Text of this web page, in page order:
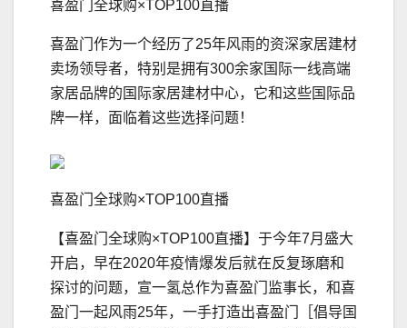
喜盈门全球购×TOP100直播
喜盈门作为一个经历了25年风雨的资深家居建材
卖场领导者，特别是拥有300余家国际一线高端
家居品牌的国际家居建材中心，它和这些国际品
牌一样，面临着这些选择问题！
喜盈门全球购×TOP100直播
【喜盈门全球购×TOP100直播】于今年7月盛大
开启，早在2020年疫情爆发后就在反复琢磨和
探讨的问题，宣一氢总作为喜盈门监事长，和喜
盈门一起风雨25年，一手打造出喜盈门［倡导国